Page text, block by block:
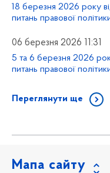
18 березня 2026 року
питань правової
06 березня 2026 11:31
5 та 6 березня 2026
питань правової
Переглянути ще
Мапа сайту